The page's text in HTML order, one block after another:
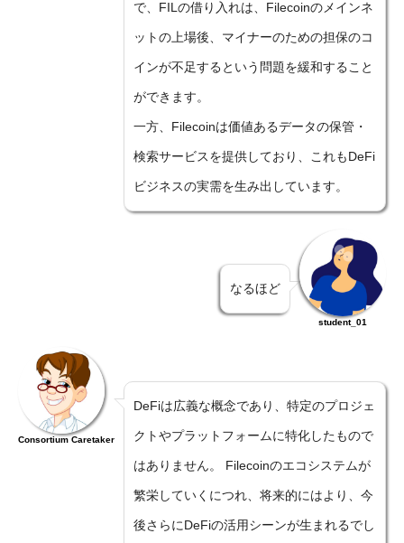
で、FILの借り入れは、Filecoinのメインネ
ットの上場後、マイナーのための担保のコ
インが不足するという問題を緩和すること
ができます。
一方、Filecoinは価値あるデータの保管・
検索サービスを提供しており、これもDeFi
ビジネスの実需を生み出しています。
なるほど
student_01
Consortium Caretaker
DeFiは広義な概念であり、特定のプロジェ
クトやプラットフォームに特化したもので
はありません。 Filecoinのエコシステムが
繁栄していくにつれ、将来的にはより、今
後さらにDeFiの活用シーンが生まれるでし